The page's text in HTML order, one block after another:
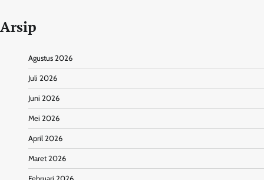
Arsip
Agustus 2026
Juli 2026
Juni 2026
Mei 2026
April 2026
Maret 2026